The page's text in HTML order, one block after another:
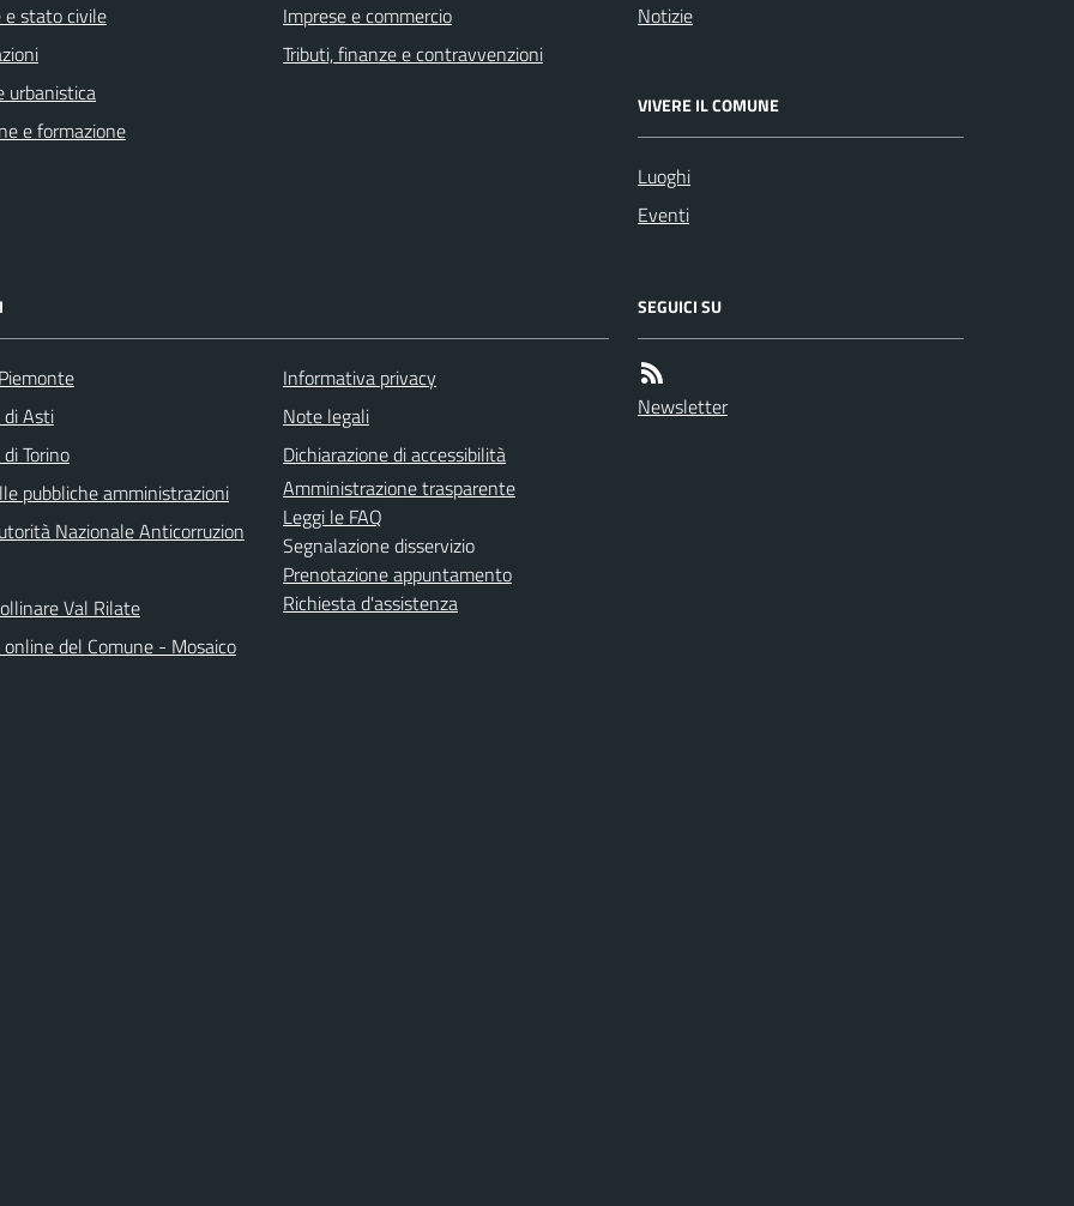
e stato civile
urbanistica
e formazione
Imprese e commercio
Tributi, finanze e contravvenzioni
Notizie
VIVERE IL COMUNE
Luoghi
Eventi
di Asti
Torino
pubbliche amministrazioni
Nazionale Anticorruzion
Val Rilate
del Comune - Mosaico
Informativa privacy
Note legali
Dichiarazione di accessibilità
Amministrazione trasparente
Leggi le FAQ
Segnalazione disservizio
Prenotazione appuntamento
Richiesta d'assistenza
SEGUICI SU
Newsletter